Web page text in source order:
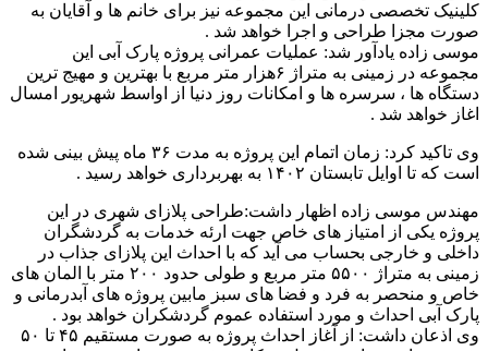
کلینیک تخصصی درمانی این مجموعه نیز برای خانم ها و آقایان به
صورت مجزا طراحی و اجرا خواهد شد .
موسی زاده یادآور شد: عملیات عمرانی پروژه پارک آبی این
مجموعه در زمینی به متراژ ۶هزار متر مربع با بهترین و مهیج ترین
دستگاه ها ، سرسره ها و امکانات روز دنیا از اواسط شهریور امسال
اغاز خواهد شد .
وی تاکید کرد: زمان اتمام این پروژه به مدت ۳۶ ماه پیش بینی شده
است که تا اوایل تابستان ۱۴۰۲ به بهربرداری خواهد رسید .
مهندس موسی زاده اظهار داشت:طراحی پلازای شهری در این
پروژه یکی از امتیاز های خاص جهت ارئه خدمات به گردشگران
داخلی و خارجی بحساب می آید که با احداث این پلازای جذاب در
زمینی به متراژ ۵۵۰۰ متر مربع و طولی حدود ۲۰۰ متر با المان های
خاص و منحصر به فرد و فضا های سبز مابین پروژه های آبدرمانی و
پارک آبی احداث و مورد استفاده عموم گردشکران خواهد بود .
وی اذعان داشت: از آغاز احداث پروژه به صورت مستقیم ۴۵ تا ۵۰